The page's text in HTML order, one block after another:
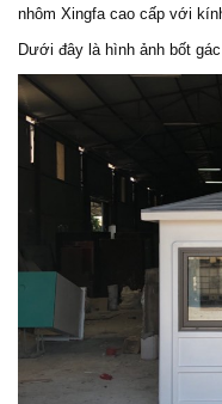
nhôm Xingfa cao cấp với
Dưới đây là hình ảnh bốt